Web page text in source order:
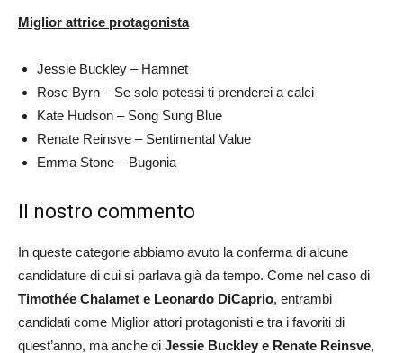
Miglior attrice protagonista
Jessie Buckley – Hamnet
Rose Byrn – Se solo potessi ti prenderei a calci
Kate Hudson – Song Sung Blue
Renate Reinsve – Sentimental Value
Emma Stone – Bugonia
Il nostro commento
In queste categorie abbiamo avuto la conferma di alcune
candidature di cui si parlava già da tempo. Come nel caso di
Timothée Chalamet e Leonardo DiCaprio, entrambi
candidati come Miglior attori protagonisti e tra i favoriti di
quest’anno, ma anche di Jessie Buckley e Renate Reinsve,